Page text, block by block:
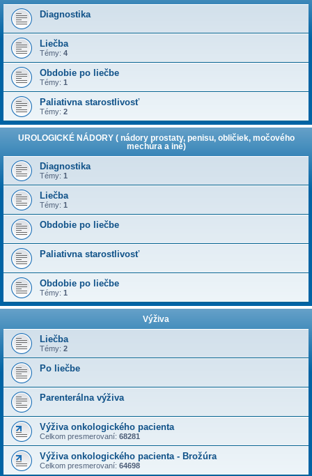
Diagnostika
Liečba
Témy: 4
Obdobie po liečbe
Témy: 1
Paliativna starostlivosť
Témy: 2
UROLOGICKÉ NÁDORY ( nádory prostaty, penisu, obličiek, močového
mechúra a iné)
Diagnostika
Témy: 1
Liečba
Témy: 1
Obdobie po liečbe
Paliativna starostlivosť
Obdobie po liečbe
Témy: 1
Výživa
Liečba
Témy: 2
Po liečbe
Parenterálna výživa
Výživa onkologického pacienta
Celkom presmerovaní: 68281
Výživa onkologického pacienta - Brožúra
Celkom presmerovaní: 64698